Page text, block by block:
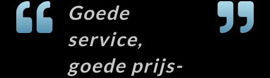
Goede
service,
goede prijs-